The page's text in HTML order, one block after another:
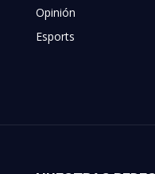
Opinión
Esports